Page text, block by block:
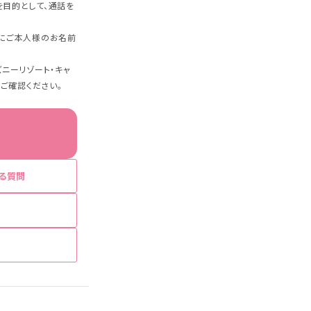
的として、通話を
ご本人様のお名前
ーリゾート・キャ
確認ください。
質問